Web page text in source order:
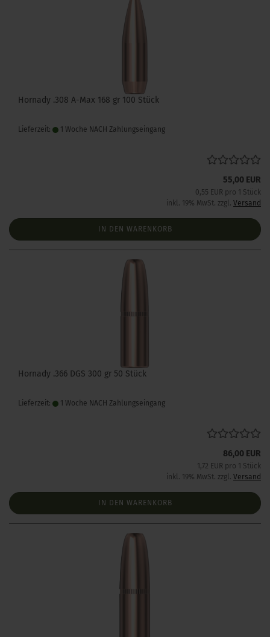
Hornady .308 A-Max 168 gr 100 Stück
Lieferzeit: 1 Woche NACH Zahlungseingang
55,00 EUR
0,55 EUR pro 1 Stück
inkl. 19% MwSt. zzgl. Versand
IN DEN WARENKORB
Hornady .366 DGS 300 gr 50 Stück
Lieferzeit: 1 Woche NACH Zahlungseingang
86,00 EUR
1,72 EUR pro 1 Stück
inkl. 19% MwSt. zzgl. Versand
IN DEN WARENKORB